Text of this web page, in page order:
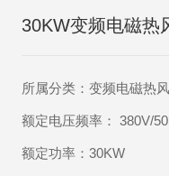
30KW变频电磁热
所属分类：变频电磁热
额定电压频率： 380V/
额定功率：30KW